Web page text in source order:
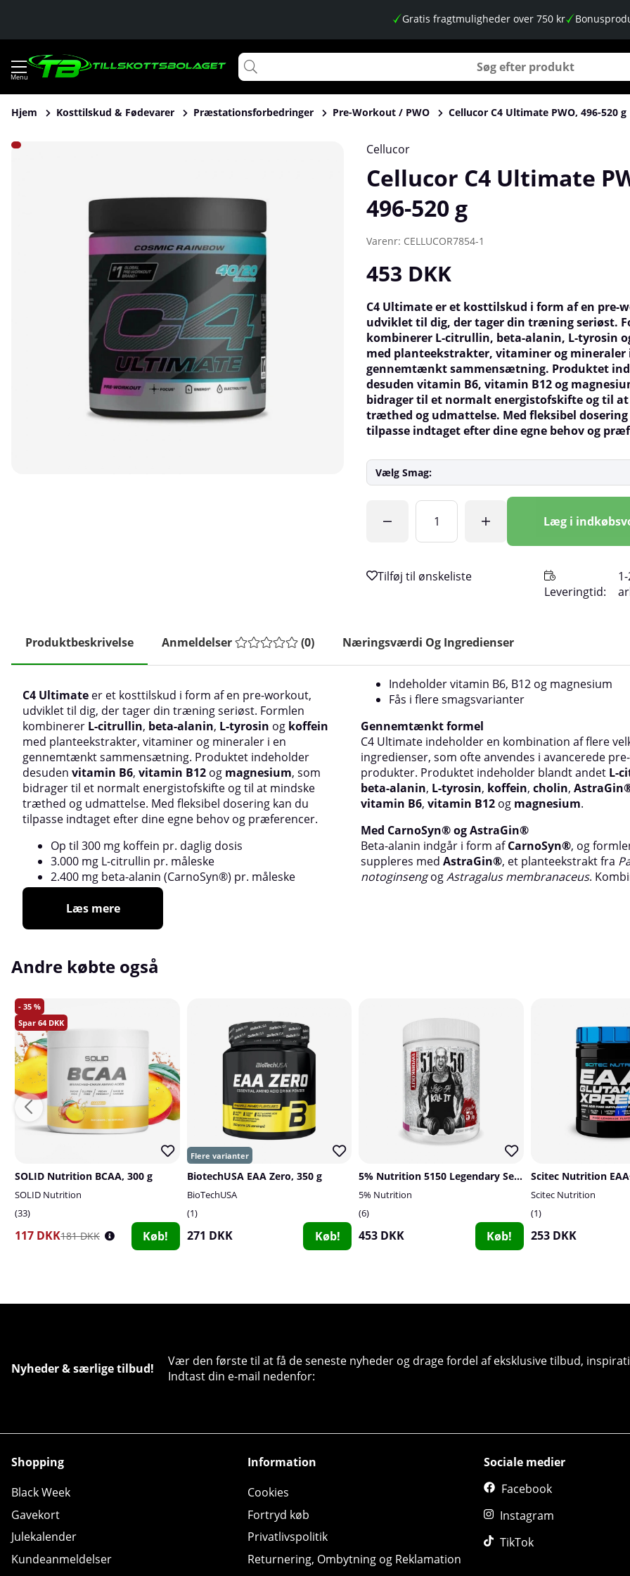
Gratis fragtmuligheder over 750 kr
Hjem Kosttilskud & Fødevarer Præstationsforbedringer Pre-Workout / PWO Cellucor C4 Ultimate PWO, 496-520 g
Produktbilleder Cellucor C4 Ultimate PWO, 496-520 g Cellucor
Cellucor C4 Ultimate
496-520 g
Varenr: CELLUCOR7854-1
453 DKK
C4 Ultimate er et kosttilskud i form af en pre-
udviklet til dig, der tager din træning seriøst.
kombinerer L-citrullin, beta-alanin, L-tyrosin
med planteekstrakter, vitaminer og mineraler
gennemtænkt sammensætning. Produktet
desuden vitamin B6, vitamin B12 og
bidrager til et normalt energistofskifte og til
træthed og udmattelse. Med fleksibel
tilpasse indtaget efter dine egne behov og
Vælg Smag:
Læg i
Leveringtid:
Produktbeskrivelse Anmeldelser (0) Næringsværdi Og Ingredienser
C4 Ultimate er et kosttilskud i form af en pre-workout,
udviklet til dig, der tager din træning seriøst. Formlen
kombinerer L-citrullin, beta-alanin, L-tyrosin og koffein
med planteekstrakter, vitaminer og mineraler i en
gennemtænkt sammensætning. Produktet indeholder
desuden vitamin B6, vitamin B12 og magnesium, som
bidrager til et normalt energistofskifte og til at mindske
træthed og udmattelse. Med fleksibel dosering kan du
tilpasse indtaget efter dine egne behov og præferencer.
Op til 300 mg koffein pr. daglig dosis
3.000 mg L-citrullin pr. måleske
2.400 mg beta-alanin (CarnoSyn®) pr. måleske
Indeholder vitamin B6, B12 og magnesium
Fås i flere smagsvarianter
Gennemtænkt formel
C4 Ultimate indeholder en kombination af flere
ingredienser, som ofte anvendes i avancerede
produkter. Produktet indeholder blandt andet L-
beta-alanin, L-tyrosin, koffein, cholin,
vitamin B6, vitamin B12 og magnesium.
Med CarnoSyn® og AstraGin®
Beta-alanin indgår i form afCarnoSyn®, og
suppleres med AstraGin®, et planteekstrakt fra
notoginsengogAstragalus membranaceus.
Læs mere
Andre købte også
35
64
SOLID Nutrition BCAA, 300 g
SOLID Nutrition
33
117 DKK181 DKK Køb!
BiotechUSA EAA Zero, 350 g
BioTechUSA
1
271 DKK Køb!
5% Nutrition 5150 Legendary Series, 30 serv.
5% Nutrition
6
453 DKK Køb!
Scitec Nutrition
1
253 DKK
Nyheder & særlige tilbud!
Vær den første til at få de seneste nyheder og drage fordel af eksklusive tilbud,
Indtast din e-mail nedenfor:
Shopping
Black Week
Gavekort
Julekalender
Kundeanmeldelser
Information
Cookies
Fortryd køb
Privatlivspolitik
Returnering, Ombytning og Reklamation
Sociale medier
Facebook
Instagram
TikTok